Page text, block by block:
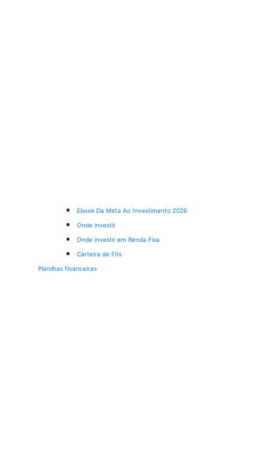
Ebook Da Meta Ao Investimento 2026
Onde investir
Onde investir em Renda Fixa
Carteira de FIIs
Planilhas financeiras